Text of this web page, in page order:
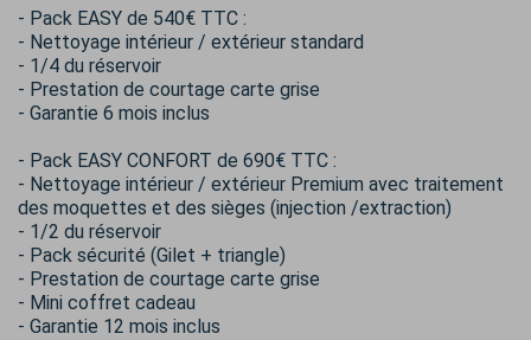
- Pack EASY de 540€ TTC :
- Nettoyage intérieur / extérieur standard
- 1/4 du réservoir
- Prestation de courtage carte grise
- Garantie 6 mois inclus
- Pack EASY CONFORT de 690€ TTC :
- Nettoyage intérieur / extérieur Premium avec traitement
des moquettes et des sièges (injection /extraction)
- 1/2 du réservoir
- Pack sécurité (Gilet + triangle)
- Prestation de courtage carte grise
- Mini coffret cadeau
- Garantie 12 mois inclus